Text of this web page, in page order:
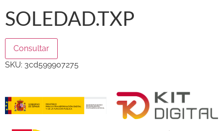
SOLEDAD.TXP
Consultar
SKU: 3cd599907275